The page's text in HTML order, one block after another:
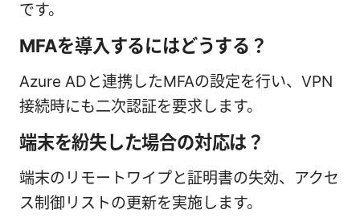
です。
MFAを導入するにはどうする？
Azure ADと連携したMFAの設定を行い、VPN
接続時にも二次認証を要求します。
端末を紛失した場合の対応は？
端末のリモートワイプと証明書の失効、アクセ
ス制御リストの更新を実施します。